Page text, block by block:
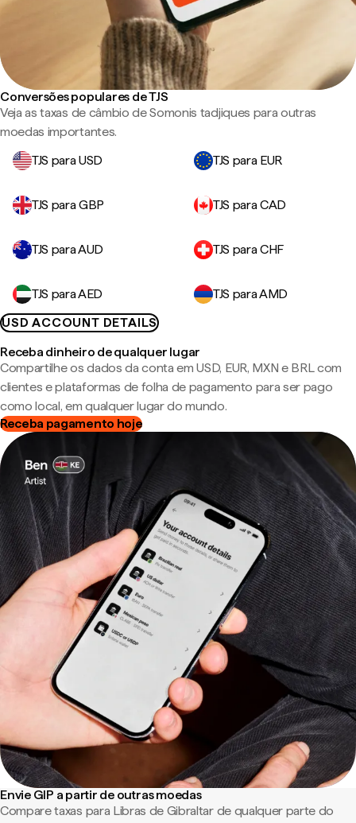
Conversões populares de TJS
Veja as taxas de câmbio de Somonis tadjiques para outras
moedas importantes.
TJS para USD
TJS para EUR
TJS para GBP TJS para CAD
TJS para AUD TJS para CHF
TJS para AED
TJS para AMD
USD ACCOUNT DETAILS
Receba dinheiro de qualquer lugar
Compartilhe os dados da conta em USD, EUR, MXN e BRL com
clientes e plataformas de folha de pagamento para ser pago
como local, em qualquer lugar do mundo.
Receba pagamento hoje
Envie GIP a partir de outras moedas
Compare taxas para Libras de Gibraltar de qualquer parte do